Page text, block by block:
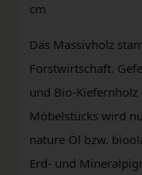
cm
Das Massivholz
Forstwirtschaft.
und Bio-Kiefernholz
Möbelstücks wird
nature Öl bzw.
Erd- und